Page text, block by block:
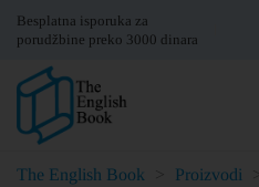
Besplatna isporuka za
porudžbine preko 3000 dinara
The English Book Proizvodi